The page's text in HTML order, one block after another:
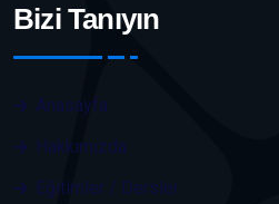
Bizi Tanıyın
Anasayfa
Hakkımızda
Eğitimler / Dersler